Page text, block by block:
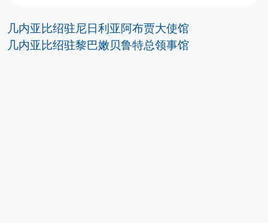
几内亚比绍驻尼日利亚阿布贾大使馆
几内亚比绍驻黎巴嫩贝鲁特总领事馆